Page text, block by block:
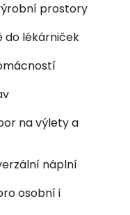
prostory
do lékárniček
na výlety a
náplní
osobní i